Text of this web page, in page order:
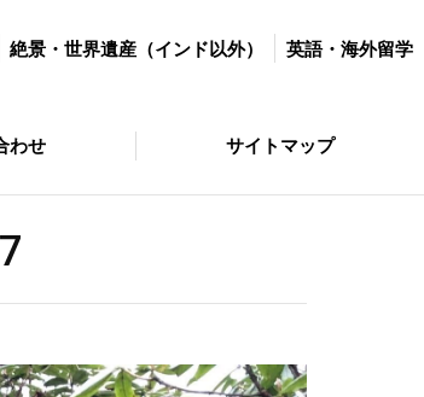
絶景・世界遺産（インド以外） 英語・海外留学
わせ サイトマップ
ド以外） 英語・海外留学 マラソン＆ダイエット